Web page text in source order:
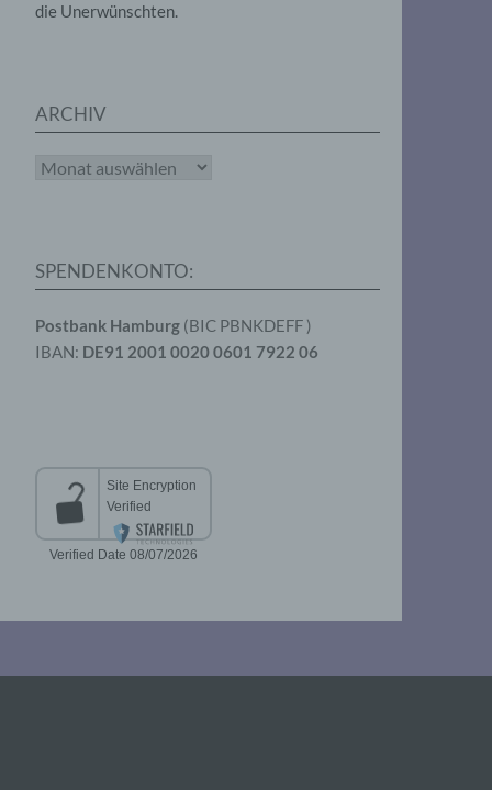
die Unerwünschten.
ARCHIV
Archiv
SPENDENKONTO:
Postbank Hamburg (BIC PBNKDEFF )
IBAN: DE91 2001 0020 0601 7922 06